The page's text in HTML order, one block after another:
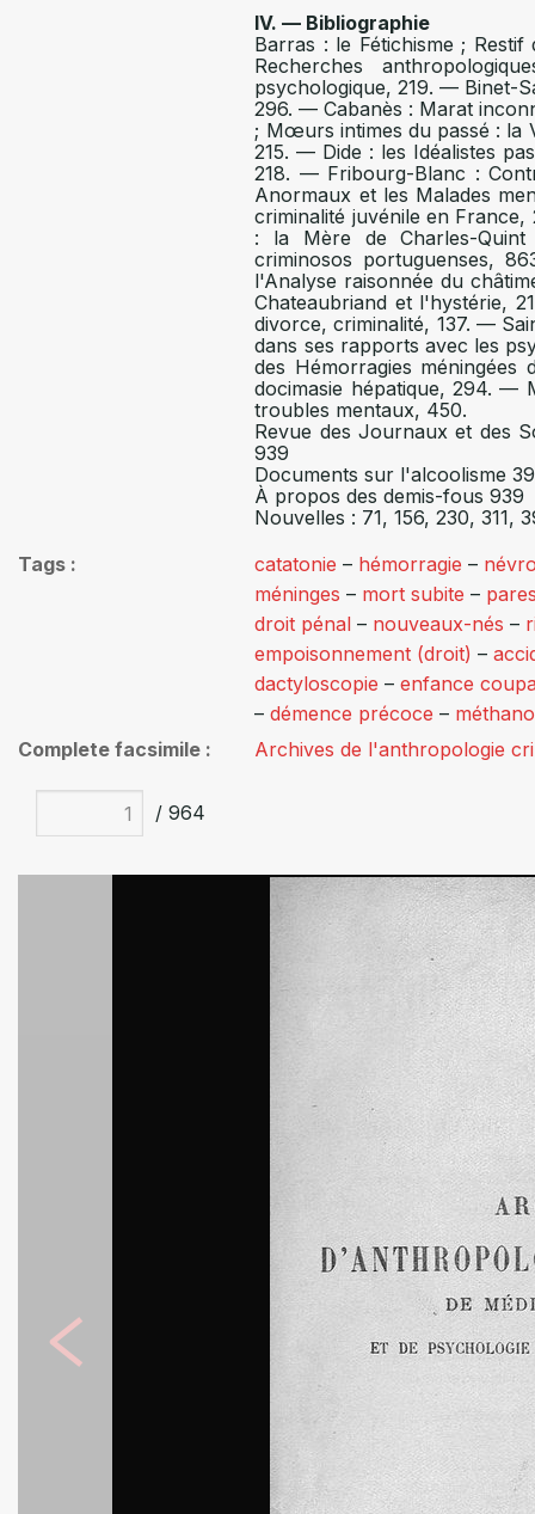
IV. — Bibliographie
Barras : le Fétichisme ;
Recherches
psychologique, 219. — Binet-
296. — Cabanès : Marat
; Mœurs intimes du passé : la
215. — Dide : les Idéalistes
218. — Fribourg-Blanc :
Anormaux et les Malades
criminalité juvénile en
: la Mère de Charles-
criminosos portuguenses,
l'Analyse raisonnée du
Chateaubriand et l'hystérie,
divorce, criminalité, 137. —
dans ses rapports avec les
des Hémorragies
docimasie hépatique, 294. —
troubles mentaux, 450.
Revue des Journaux et des
939
Documents sur l'alcoolisme
À propos des demis-fous 939
Nouvelles : 71, 156, 230, 311,
Tags
catatonie – hémorragie –
méninges – mort subite –
droit pénal – nouveaux-nés –
empoisonnement (droit) –
dactyloscopie –enfance
–démence précoce –
Complete facsimile
Archives de l'anthropologie
/ 964